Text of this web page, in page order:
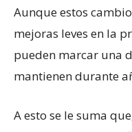
Aunque estos
mejoras leves en la
pueden marcar una
mantienen durante
A esto se le suma